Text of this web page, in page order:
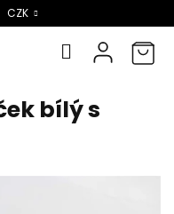
CZK
bílý s